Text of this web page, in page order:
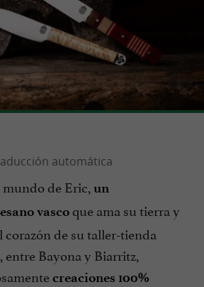
de Eric, un
vascoque ama su tierra y
corazón de su taller-tienda
entre Bayona y Biarritz,
creaciones 100%